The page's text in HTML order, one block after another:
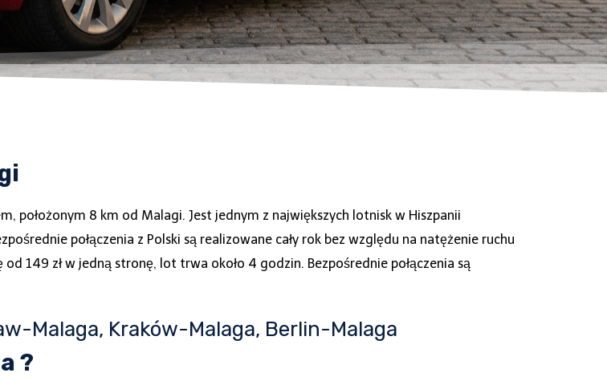
położonym 8 km od Malagi. Jest jednym z największych lotnisk w Hiszpanii
połączenia z Polski są realizowane cały rok bez względu na natężenie ruchu
149 zł w jedną stronę, lot trwa około 4 godzin. Bezpośrednie połączenia są
Malaga, Kraków-Malaga, Berlin-Malaga
?